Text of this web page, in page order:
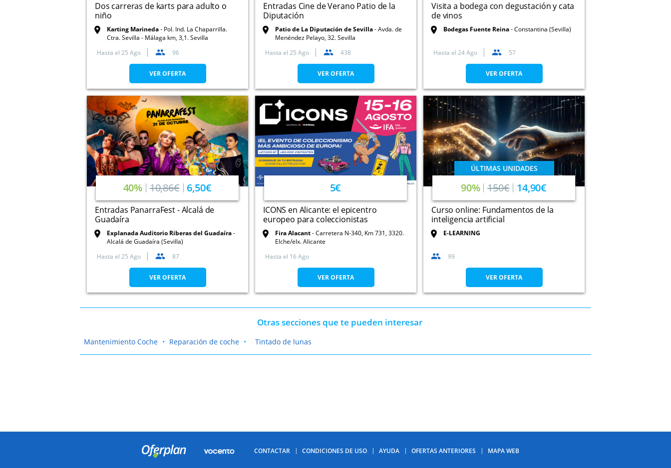
Dos carreras de karts para adulto o
niño
Karting Marineda
Pol. Ind. La Chaparrilla.
Ctra. Sevilla - Málaga km, 3,1. Sevilla
Hasta el 25 Ago 96
VER OFERTA
Entradas Cine de Verano Patio de la
Diputación
Patio de La Diputación de Sevilla Avda. de
Menéndez Pelayo, 32. Sevilla
Hasta el 25 Ago 438
VER OFERTA
Visita a bodega con degustación y cata
de vinos
Bodegas Fuente Reina Constantina (Sevilla)
Hasta el 24 Ago 57
VER OFERTA
40% 10,86€ 6,50€
Entradas PanarraFest - Alcalá de
Guadaíra
Explanada Auditorio Riberas del Guadaíra
Alcalá de Guadaíra (Sevilla)
Hasta el 25 Ago 87
VER OFERTA
5€
ICONS en Alicante: el epicentro
europeo para coleccionistas
Fira Alacant Carretera N-340, Km 731, 3320.
Elche/elx. Alicante
Hasta el 16 Ago
VER OFERTA
90% 150€ 14,90€
Curso online: Fundamentos de la
inteligencia artificial
E-LEARNING
99
ÚLTIMAS UNIDADES
VER OFERTA
Otras secciones que te pueden interesar
Mantenimiento Coche Reparación de coche Tintado de lunas
CONTACTAR CONDICIONES DE USO AYUDA OFERTAS ANTERIORES MAPA WEB